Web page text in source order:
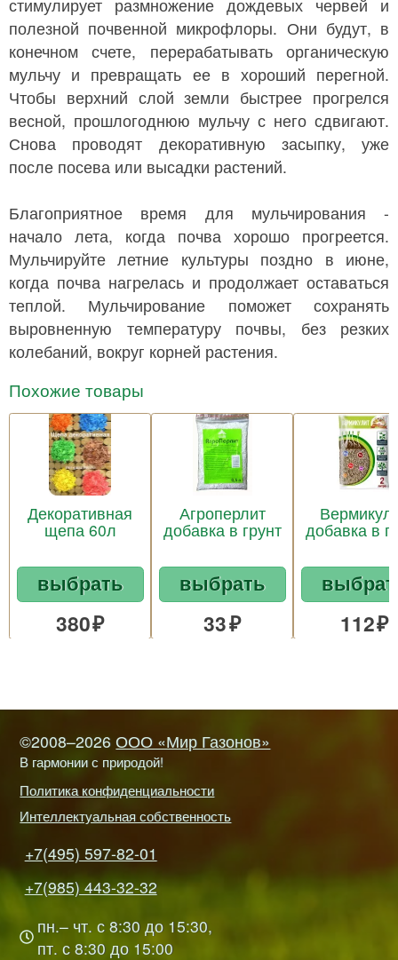
стимулирует размножение дождевых червей и
полезной почвенной микрофлоры. Они будут, в
конечном счете, перерабатывать органическую
мульчу и превращать ее в хороший перегной.
Чтобы верхний слой земли быстрее прогрелся
весной, прошлогоднюю мульчу с него сдвигают.
Снова проводят декоративную засыпку, уже
после посева или высадки растений.
Благоприятное время для мульчирования -
начало лета, когда почва хорошо прогреется.
Мульчируйте летние культуры поздно в июне,
когда почва нагрелась и продолжает оставаться
теплой. Мульчирование поможет сохранять
выровненную температуру почвы, без резких
колебаний, вокруг корней растения.
Похожие товары
Декоративная
щепа 60л
выбрать
380
Агроперлит
добавка в грунт
выбрать
33
добавка в
112
©2008–2026 ООО «Мир Газонов»
В гармонии с природой!
Политика конфиденциальности
Интеллектуальная собственность
+7(495) 597-82-01
+7(985) 443-32-32
пн.– чт. с 8:30 до 15:30,
пт. с 8:30 до 15:00